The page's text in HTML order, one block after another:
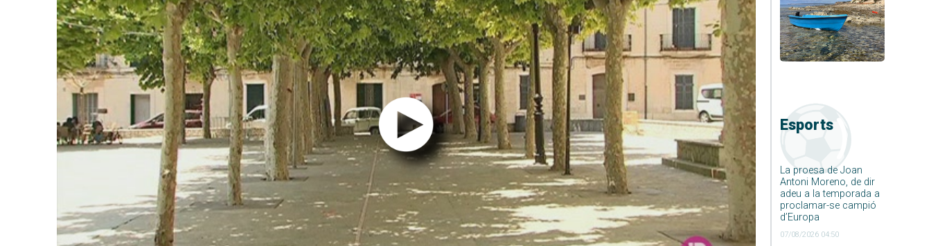
Esports
La proesa de Joan
Antoni Moreno, de dir
adeu a la temporada a
proclamar-se campió
d’Europa
07/08/2026 04:50